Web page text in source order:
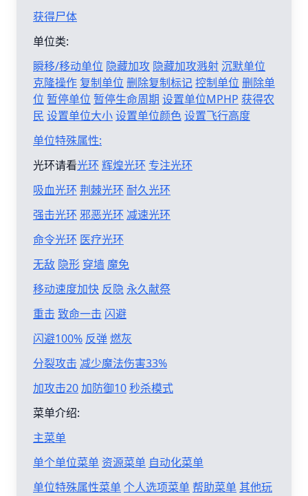
获得尸体
单位类:
瞬移/移动单位 隐藏加攻 隐藏加攻溅射沉默单位
克隆操作 复制单位 删除复制标记控制单位 删除单
位 暂停单位 暂停生命周期 设置单位MPHP 获得农
民 设置单位大小设置单位颜色设置飞行高度
单位特殊属性:
光环请看光环 辉煌光环 专注光环
吸血光环 荆棘光环 耐久光环
强击光环 邪恶光环 减速光环
命令光环 医疗光环
无敌 隐形 穿墙 魔免
移动速度加快 反隐 永久献祭
重击 致命一击 闪避
闪避100% 反弹燃灰
分裂攻击 减少魔法伤害33%
加攻击20加防御10秒杀模式
菜单介绍:
主菜单
单个单位菜单 资源菜单 自动化菜单
单位特殊属性菜单个人选项菜单帮助菜单其他玩